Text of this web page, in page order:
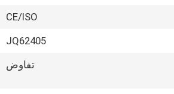
CE/ISO
JQ62405
تفاوض